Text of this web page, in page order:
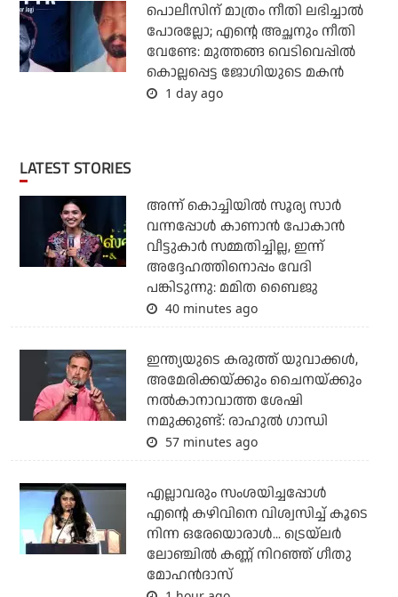
പൊലീസിന് മാത്രം നീതി ലഭിച്ചാല്‍
പോരല്ലോ; എന്റെ അച്ഛനും നീതി
വേണ്ടേ: മുത്തങ്ങ വെടിവെപ്പില്‍
കൊല്ലപ്പെട്ട ജോഗിയുടെ മകന്‍
1 day ago
LATEST STORIES
അന്ന് കൊച്ചിയില്‍ സൂര്യ സാര്‍
വന്നപ്പോള്‍ കാണാന്‍ പോകാന്‍
വീട്ടുകാര്‍ സമ്മതിച്ചില്ല, ഇന്ന്
അദ്ദേഹത്തിനൊപ്പം വേദി
പങ്കിടുന്നു: മമിത ബൈജു
40 minutes ago
ഇന്ത്യയുടെ കരുത്ത് യുവാക്കള്‍,
അമേരിക്കയ്ക്കും ചൈനയ്ക്കും
നല്‍കാനാവാത്ത ശേഷി
നമുക്കുണ്ട്: രാഹുല്‍ ഗാന്ധി
57 minutes ago
എല്ലാവരും സംശയിച്ചപ്പോള്‍
എന്റെ കഴിവിനെ വിശ്വസിച്ച് കൂടെ
നിന്ന ഒരേയൊരാള്‍... ട്രെയ്‌ലര്‍
ലോഞ്ചില്‍ കണ്ണ് നിറഞ്ഞ് ഗീതു
മോഹന്‍ദാസ്